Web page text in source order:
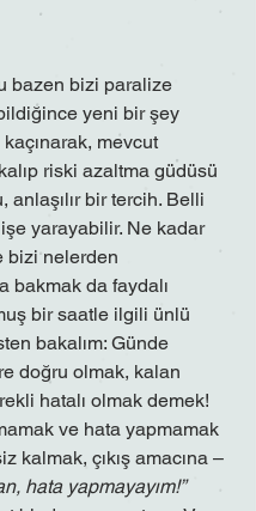
bazen bizi paralize
yeni bir şey
mevcut
riski azaltma güdüsü
anlaşılır bir tercih. Belli
yarayabilir. Ne kadar
bizi nelerden
bakmak da faydalı
bir saatle ilgili ünlü
bakalım: Günde
doğru olmak, kalan
hatalı olmak demek!
ve hata yapmamak
kalmak, çıkış amacına –
hata yapmayayım!”